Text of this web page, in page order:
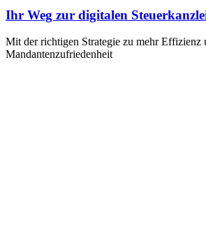
Ihr Weg zur digitalen
Mit der richtigen Strategie zu mehr Effizienz
Mandantenzufriedenheit